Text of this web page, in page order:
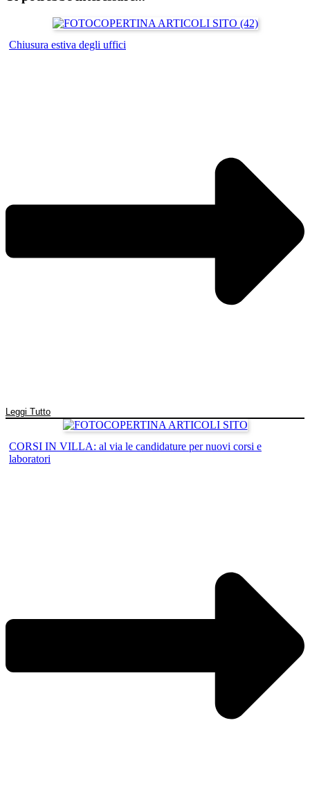
Chiusura estiva degli uffici
Leggi Tutto
CORSI IN VILLA: al via le candidature per nuovi corsi e
laboratori